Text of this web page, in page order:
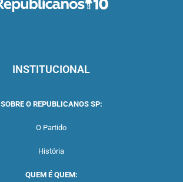
INSTITUCIONAL
SOBRE O REPUBLICANOS SP:
O Partido
História
QUEM É QUEM: